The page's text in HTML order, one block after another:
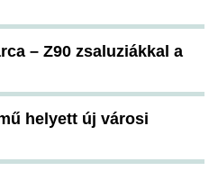
– Z90 zsaluziákkal a
helyett új városi